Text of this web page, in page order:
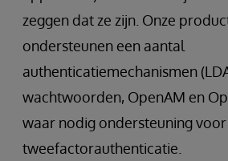
zeggen dat ze zijn. Onze
ondersteunen een aantal
authenticatiemechanismen
wachtwoorden, OpenAM en
waar nodig ondersteuning voor
tweefactorauthenticatie.